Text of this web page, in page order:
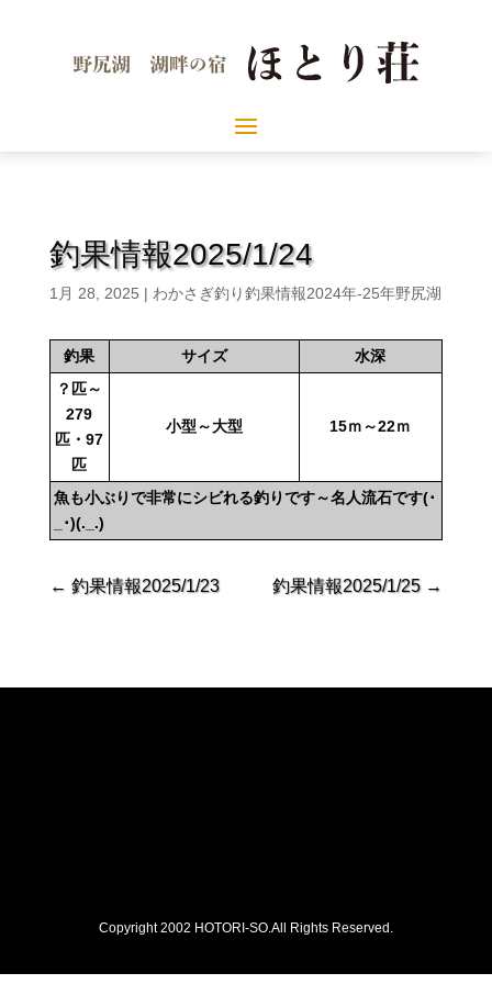
釣果情報2025/1/24
1月 28, 2025 | わかさぎ釣り釣果情報2024年-25年野尻湖
釣果 サイズ
水深
？匹～
279
匹・97
匹
小型～大型 15ｍ～22ｍ
魚も小ぶりで非常にシビれる釣りです～名人流石です(･
_･)(._.)
← 釣果情報2025/1/23 釣果情報2025/1/25→
Copyright 2002 HOTORI-SO.All Rights Reserved.